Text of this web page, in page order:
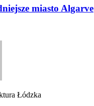
miasto Algarve
Łódzka